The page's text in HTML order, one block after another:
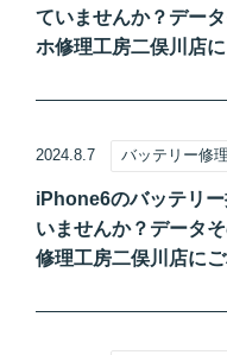
ていませんか？デー
ホ修理工房二俣川店
2024.8.7 バッテリー修理
iPhone6のバッテリ
いませんか？データ
修理工房二俣川店に